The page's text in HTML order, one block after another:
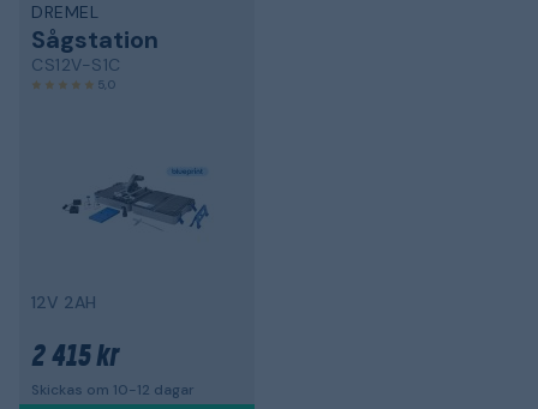
DREMEL
Sågstation
CS12V-S1C
5,0
12V 2AH
2 415 kr
Skickas om 10-12 dagar